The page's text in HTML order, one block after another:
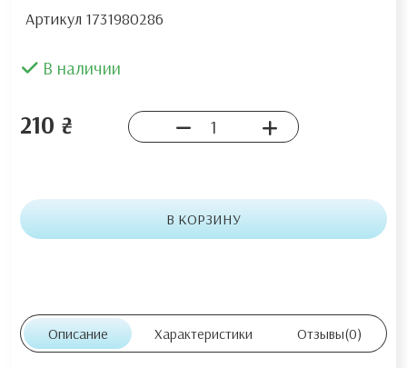
Артикул 1731980286
В наличии
210 ₴
В КОРЗИНУ
Описание Характеристики Отзывы(0)